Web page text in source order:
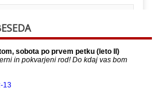
it's usually because the
it with a small group of
who can see it or it's been
Share